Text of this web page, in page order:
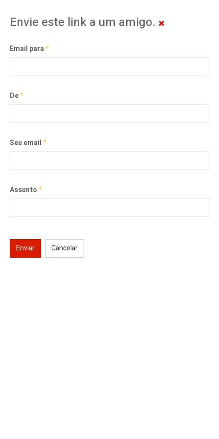
Envie este link a um amigo.
Email para*
De*
Seu email*
Assunto*
Enviar Cancelar